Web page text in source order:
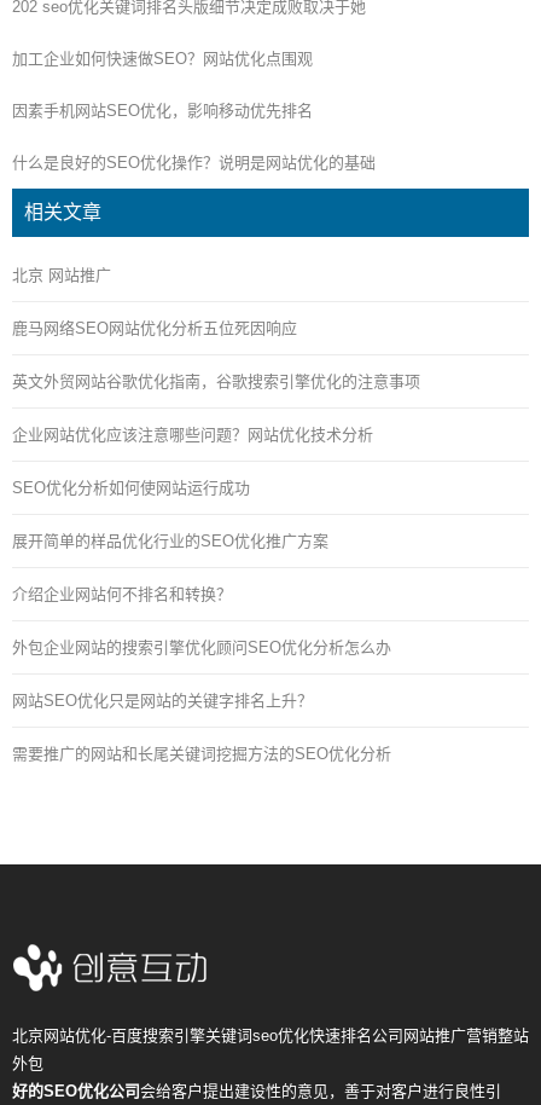
202 seo优化关键词排名头版细节决定成败取决于她
加工企业如何快速做SEO？网站优化点围观
因素手机网站SEO优化，影响移动优先排名
什么是良好的SEO优化操作？说明是网站优化的基础
相关文章
北京 网站推广
鹿马网络SEO网站优化分析五位死因响应
英文外贸网站谷歌优化指南，谷歌搜索引擎优化的注意事项
企业网站优化应该注意哪些问题？网站优化技术分析
SEO优化分析如何使网站运行成功
展开简单的样品优化行业的SEO优化推广方案
介绍企业网站何不排名和转换？
外包企业网站的搜索引擎优化顾问SEO优化分析怎么办
网站SEO优化只是网站的关键字排名上升？
需要推广的网站和长尾关键词挖掘方法的SEO优化分析
北京网站优化-百度搜索引擎关键词seo优化快速排名公司网站推广营销整站
外包
好的SEO优化公司会给客户提出建设性的意见，善于对客户进行良性引